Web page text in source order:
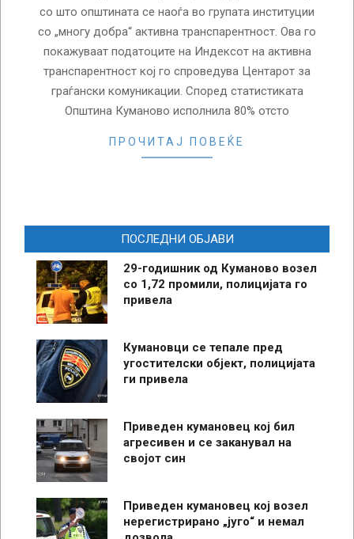
со што општината се наоѓа во групата институции
со „многу добра“ активна транспарентност. Ова го
покажуваат податоците на Индексот на активна
транспарентност кој го спроведува Центарот за
граѓански комуникации. Според статистиката
Општина Куманово исполнила 80% отсто
ПРОЧИТАЈ ПОВЕЌЕ
ПОСЛЕДНИ ОБЈАВИ
29-годишник од Куманово возел
со 1,72 промили, полицијата го
привела
Кумановци се тепале пред
угостителски објект, полицијата
ги привела
Приведен кумановец кој бил
агресивен и се заканувал на
својот син
Приведен кумановец кој возел
нерегистрирано „југо“ и немал